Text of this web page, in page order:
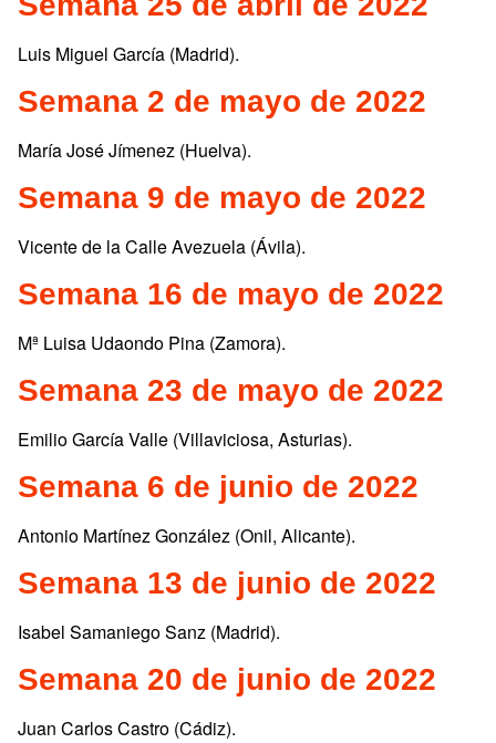
Luis Miguel García (Madrid).
Semana 2 de mayo de 2022
María José Jímenez (Huelva).
Semana 9 de mayo de 2022
Vicente de la Calle Avezuela (Ávila).
Semana 16 de mayo de 2022
Mª Luisa Udaondo Pina (Zamora).
Semana 23 de mayo de 2022
Emilio García Valle (Villaviciosa, Asturias).
Semana 6 de junio de 2022
Antonio Martínez González (Onil, Alicante).
Semana 13 de junio de 2022
Isabel Samaniego Sanz (Madrid).
Semana 20 de junio de 2022
Juan Carlos Castro (Cádiz).